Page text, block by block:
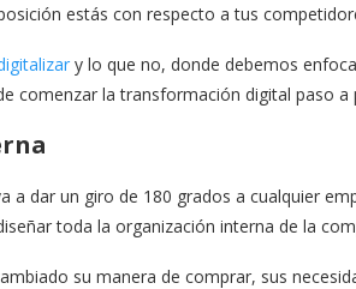
estás con respecto a tus
y lo que no, donde debemos
comenzar la transformación digital paso a
a dar un giro de 180 grados a cualquier
toda la organización interna de la
su manera de comprar, sus